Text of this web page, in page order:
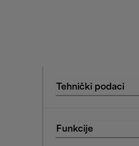
Tehnički podaci
Funkcije